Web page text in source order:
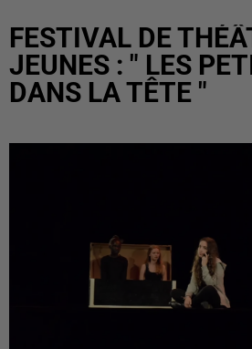
FESTIVAL DE
JEUNES : " LES
DANS LA TÊTE "